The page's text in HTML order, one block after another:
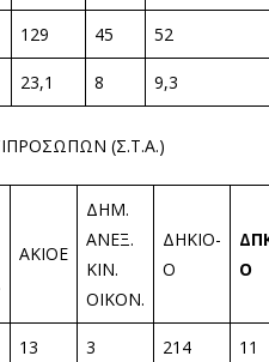
129 45 52
23,1 8 9,3
(Σ.Τ.Α.)
ΑΚΙΟΕ
ΔΗΜ.
ΑΝΕΞ.
ΚΙΝ.
ΟΙΚΟΝ.
ΔΗΚΙΟ-
Ο
Ο
13 3 214 11